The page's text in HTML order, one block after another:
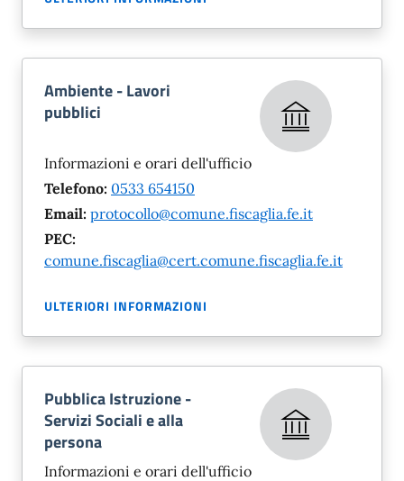
Ambiente - Lavori
pubblici
Informazioni e orari dell'ufficio
Telefono: 0533 654150
Email: protocollo@comune.fiscaglia.fe.it
PEC:
comune.fiscaglia@cert.comune.fiscaglia.fe.it
ULTERIORI INFORMAZIONI
Pubblica Istruzione -
Servizi Sociali e alla
persona
Informazioni e orari dell'ufficio